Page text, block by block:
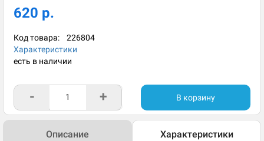
620 р.
Код товара: 226804
Характеристики
есть в наличии
- + В корзину
Описание Характеристики